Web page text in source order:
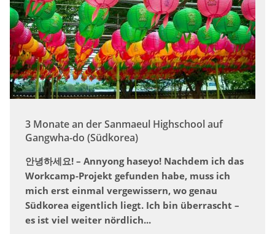
3 Monate an der Sanmaeul Highschool auf
Gangwha-do (Südkorea)
안녕하세요! – Annyong haseyo! Nachdem ich das
Workcamp-Projekt gefunden habe, muss ich
mich erst einmal vergewissern, wo genau
Südkorea eigentlich liegt. Ich bin überrascht –
es ist viel weiter nördlich...